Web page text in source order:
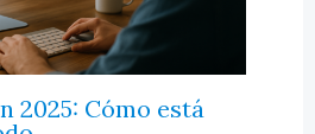
2025: Cómo está